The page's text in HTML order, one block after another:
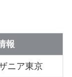
報
ニア東京